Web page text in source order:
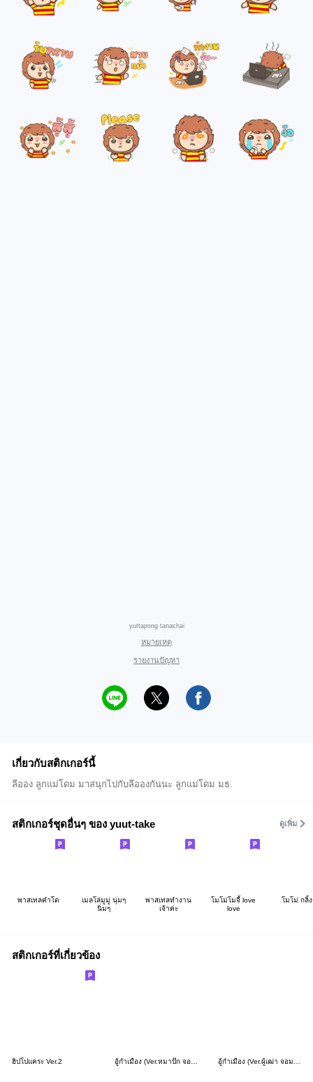
yuttapong tanachai
หมายเหตุ
รายงานปัญหา
เกี่ยวกับสติกเกอร์นี้
ลีออง ลูกแม่โดม มาสนุกไปกับลีอองกันนะ ลูกแม่โดม มธ.
สติกเกอร์ชุดอื่นๆ ของ yuut-take ดูเพิ่ม
พาสเทลคำโต
เมลโล่มูมู่ นุ่มๆ
นิ่มๆ
พาสเทลทำงาน
เจ้าค่ะ
โมโม่โมจี้ love
love
โมโม่ กลิ้ง
สติกเกอร์ที่เกี่ยวข้อง
ฮิปโปแคระ Ver.2 อู้กำเมือง (Ver.หมาปั๊ก จอมป่วน) อู้กำเมือง (Ver.ผู้เฒ่า จอมซ่าส์)